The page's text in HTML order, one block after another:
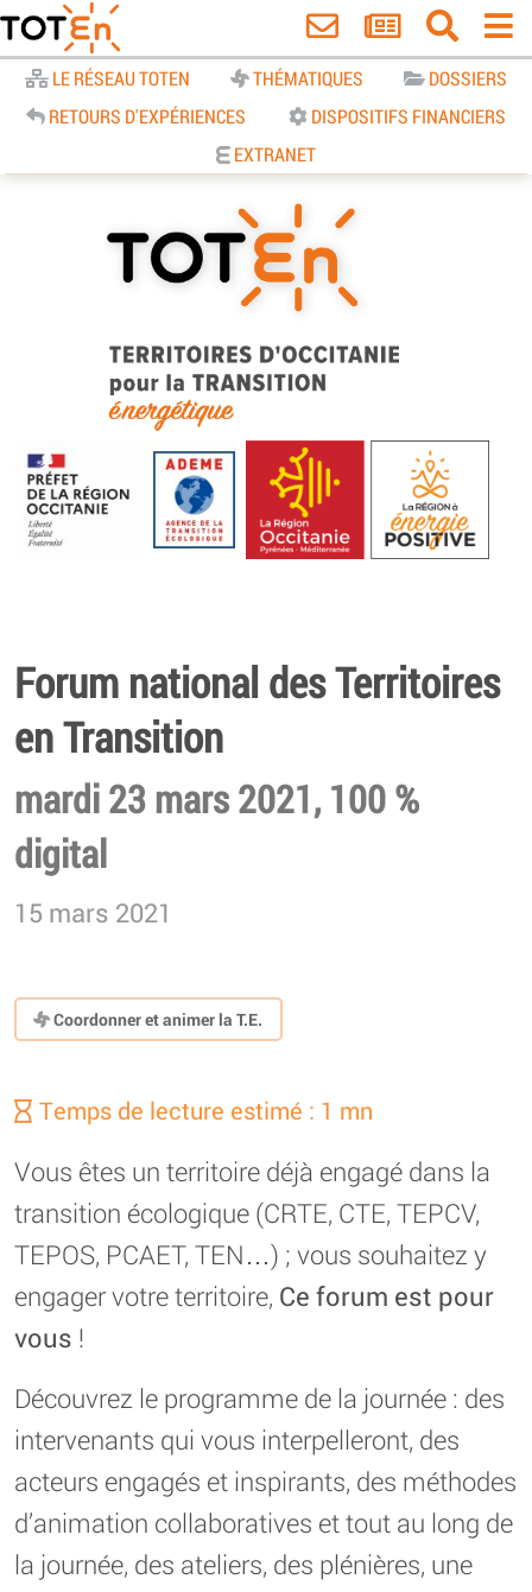
LE RÉSEAU TOTEN THÉMATIQUES
DOSSIERS
RETOURS D'EXPÉRIENCES
DISPOSITIFS FINANCIERS
EXTRANET
TOTEn Occitanie | Territoires
d’Occitanie pour la Transition
Energétique
Forum national des Territoires
en Transition
mardi 23 mars 2021, 100 %
digital
15 mars 2021
Coordonner et animer la T.E.
Temps de lecture estimé : 1 mn
Vous êtes un territoire déjà engagé dans la
transition écologique (CRTE, CTE, TEPCV,
TEPOS, PCAET, TEN…) ; vous souhaitez y
engager votre territoire, Ce forum est pour
vous !
Découvrez le programme de la journée : des
intervenants qui vous interpelleront, des
acteurs engagés et inspirants, des méthodes
d’animation collaboratives et tout au long de
la journée, des ateliers, des plénières, une